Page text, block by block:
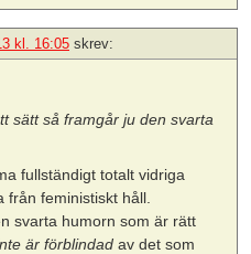
kl. 16:05 skrev:
sätt så framgår ju den svarta
fullständigt totalt vidriga
från feministiskt håll.
svarta humorn som är rätt
är förblindad av det som